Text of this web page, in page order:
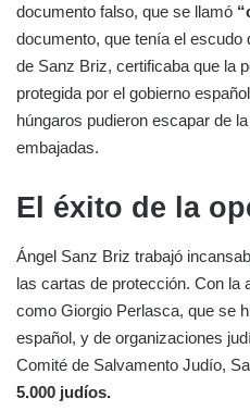
documento falso, que se llamó
documento, que tenía el escudo
de Sanz Briz, certificaba que la
protegida por el gobierno
húngaros pudieron escapar de
embajadas.
El éxito de la
Ángel Sanz Briz trabajó
las cartas de protección. Con la
como Giorgio Perlasca, que se
español, y de organizaciones
Comité de Salvamento Judío,
5.000 judíos.